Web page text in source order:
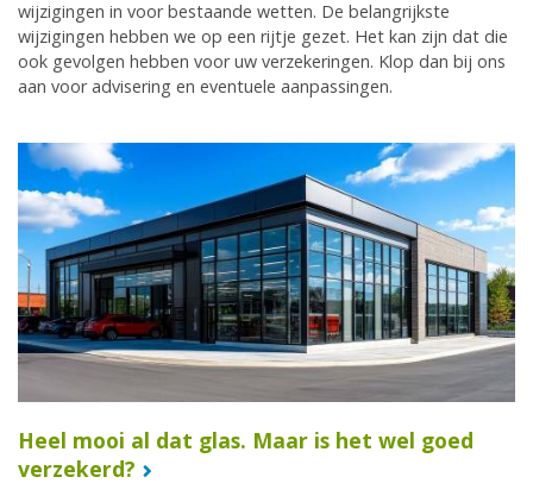
wijzigingen in voor bestaande wetten. De belangrijkste
wijzigingen hebben we op een rijtje gezet. Het kan zijn dat die
ook gevolgen hebben voor uw verzekeringen. Klop dan bij ons
aan voor advisering en eventuele aanpassingen.
Heel mooi al dat glas. Maar is het wel goed
verzekerd?